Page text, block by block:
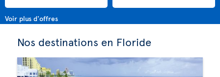
Voir plus d'offres
Nos destinations en Floride